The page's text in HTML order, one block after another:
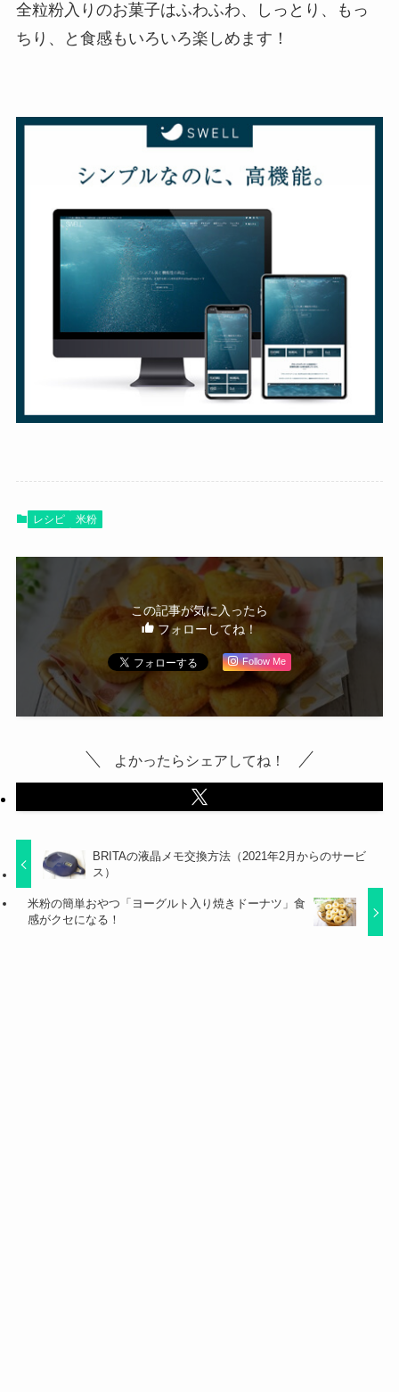
全粒粉入りのお菓子はふわふわ、しっとり、もっ
ちり、と食感もいろいろ楽しめます！
レシピ 米粉
この記事が気に入ったら
フォローしてね！
Follow Me
よかったらシェアしてね！
BRITAの液晶メモ交換方法（2021年2月からのサービ
ス）
米粉の簡単おやつ「ヨーグルト入り焼きドーナツ」食
感がクセになる！